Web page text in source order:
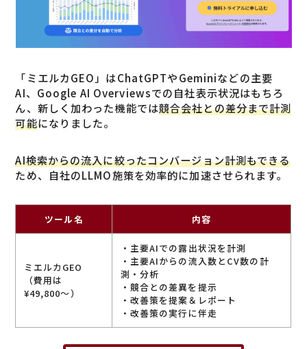
「ミエルカGEO」はChatGPTやGeminiなどの主要
AI、Google AI Overviewsでの自社表示状況はもちろ
ん、新しく加わった機能では競合会社との差分まで計測
可能になりました。
AI検索からの流入に絞ったコンバージョン計測もできる
ため、自社のLLMO施策を効率的に加速させられます。
ツール名 内容
ミエルカGEO
（費用は
¥49,800〜）
・主要AIでの露出状況を計測
・主要AIからの流入数とCV数の計
測・分析
・競合との差異を提示
・改善策を提案＆レポート
・改善策の実行に伴走